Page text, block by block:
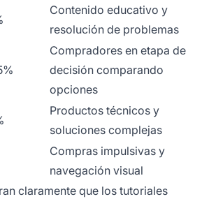
Contenido educativo y
resolución de problemas
Compradores en etapa de
decisión comparando
opciones
Productos técnicos y
soluciones complejas
Compras impulsivas y
navegación visual
claramente que los tutoriales